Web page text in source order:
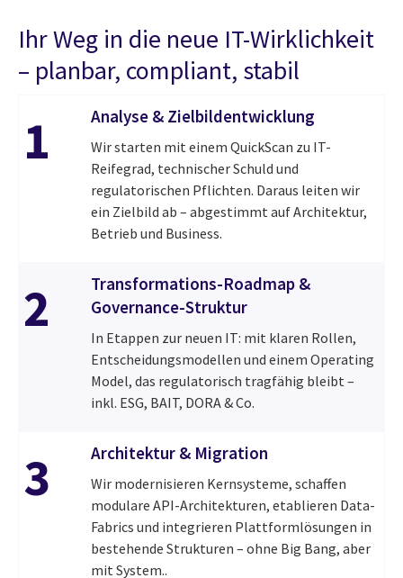
Ihr Weg in die neue IT-Wirklichkeit
– planbar, compliant, stabil
1 Analyse & Zielbildentwicklung
Wir starten mit einem QuickScan zu IT-
Reifegrad, technischer Schuld und
regulatorischen Pflichten. Daraus leiten wir
ein Zielbild ab – abgestimmt auf Architektur,
Betrieb und Business.
2
Transformations-Roadmap &
Governance-Struktur
In Etappen zur neuen IT: mit klaren Rollen,
Entscheidungsmodellen und einem Operating
Model, das regulatorisch tragfähig bleibt –
inkl. ESG, BAIT, DORA & Co.
3 Architektur & Migration
Wir modernisieren Kernsysteme, schaffen
modulare API-Architekturen, etablieren Data-
Fabrics und integrieren Plattformlösungen in
bestehende Strukturen – ohne Big Bang, aber
mit System..